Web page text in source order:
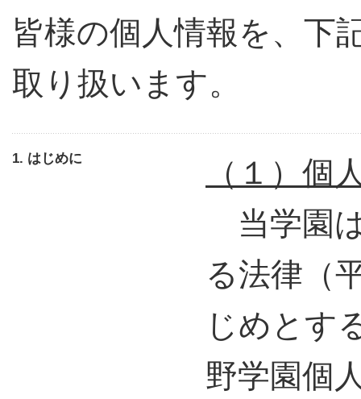
皆様の個人情報を、下
取り扱います。
1. はじめに
（１）個
当学園
る法律（
じめとす
野学園個